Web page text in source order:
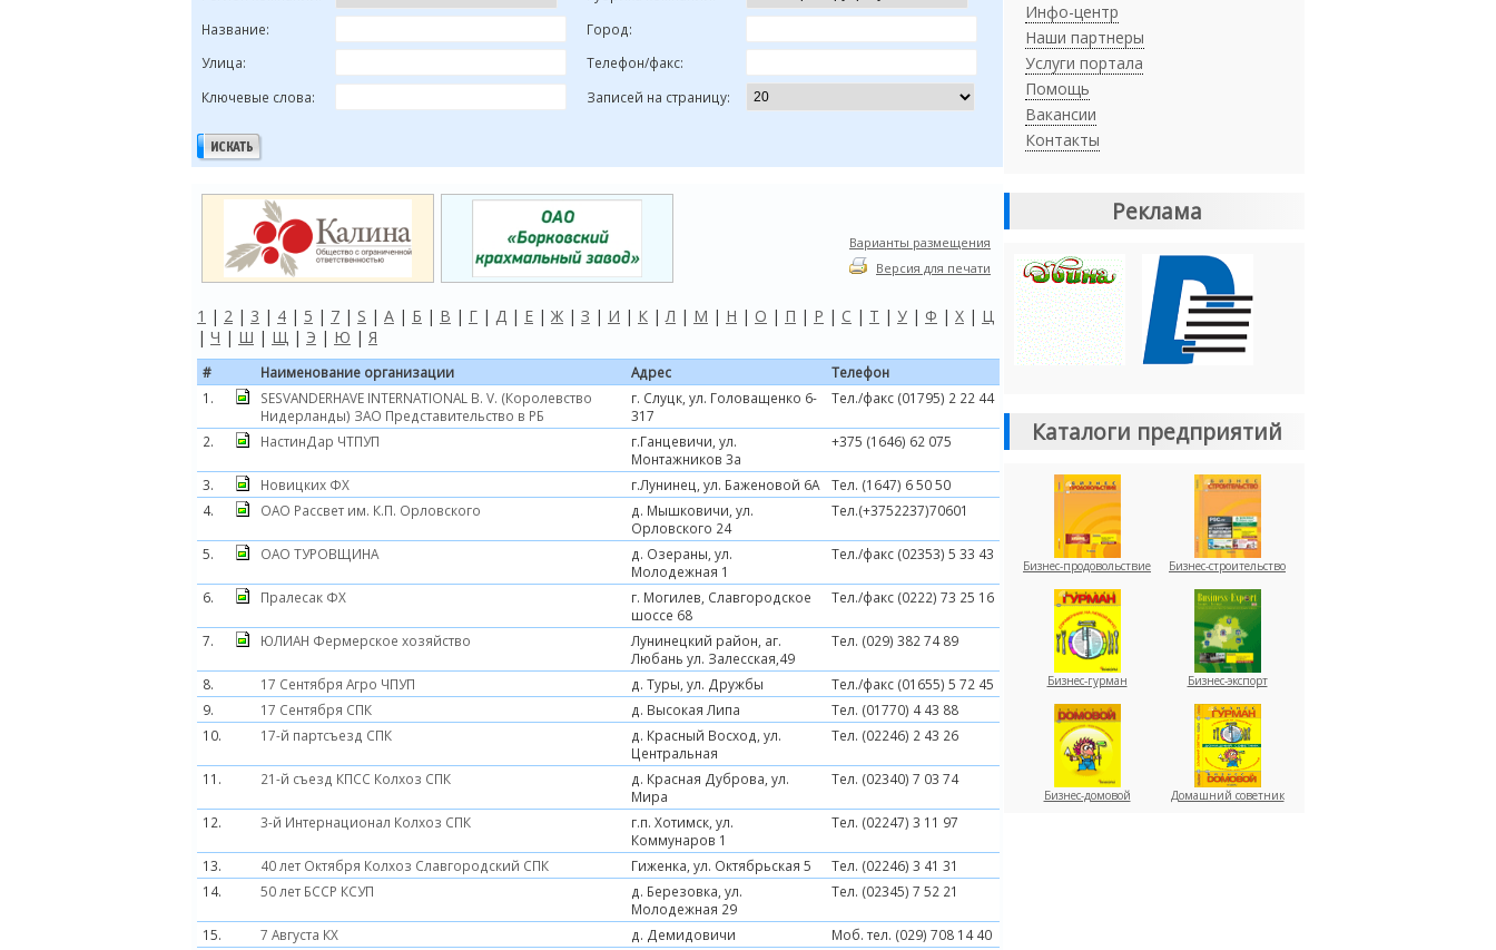
Название:
Город:
Улица:
Телефон/факс:
Ключевые слова:
Записей на страницу:
Варианты размещения
Версия для печати
1 | 2 | 3 | 4 | 5 | 7 | S | А | Б | В | Г | Д | Е | Ж | З | И | К |Л | М | Н | О | П | Р | С | Т | У | Ф | Х | Ц
| Ч | Ш | Щ | Э | Ю | Я
# Наименование организации Адрес
Телефон
1.
SESVANDERHAVE INTERNATIONAL B. V. (Королевство
Нидерланды) ЗАО Представительство в РБ
г. Слуцк, ул. Головащенко 6-
317
Тел./факс (01795) 2 22 44
2. НастинДар ЧТПУП
г.Ганцевичи, ул.
Монтажников 3а
+375 (1646) 62 075
3. Новицких ФХ г.Лунинец, ул. Баженовой 6А
Тел. (1647) 6 50 50
4.
ОАО Рассвет им. К.П. Орловского
д. Мышковичи, ул.
Орловского 24
Тел.(+3752237)70601
5. ОАО ТУРОВЩИНА
д. Озераны, ул.
Молодежная 1
Тел./факс (02353) 5 33 43
6. Пралесак ФХ
г. Могилев, Славгородское
шоссе 68
Тел./факс (0222) 73 25 16
7. ЮЛИАН Фермерское хозяйство
Лунинецкий район, аг.
Любань ул. Залесская,49
Тел. (029) 382 74 89
8. 17 Сентября Агро ЧПУП д. Туры, ул. Дружбы
Тел./факс (01655) 5 72 45
9.
17 Сентября СПК д. Высокая Липа
Тел. (01770) 4 43 88
10.
17-й партсъезд СПК
д. Красный Восход, ул.
Центральная
Тел. (02246) 2 43 26
11. 21-й съезд КПСС Колхоз СПК
д. Красная Дуброва, ул.
Мира
Тел. (02340) 7 03 74
12. 3-й Интернационал Колхоз СПК
г.п. Хотимск, ул.
Коммунаров 1
Тел. (02247) 3 11 97
13. 40 лет Октября Колхоз Славгородский СПК Гиженка, ул. Октябрьская 5
Тел. (02246) 3 41 31
14.
50 лет БССР КСУП
д. Березовка, ул.
Молодежная 29
Тел. (02345) 7 52 21
15. 7 Августа КХ д. Демидовичи
Моб. тел. (029) 708 14 40
Инфо-центр
Наши партнеры
Услуги портала
Помощь
Вакансии
Контакты
Реклама
Каталоги предприятий
Бизнес-продовольствие Бизнес-строительство
Бизнес-гурман Бизнес-экспорт
Бизнес-домовой Домашний советник